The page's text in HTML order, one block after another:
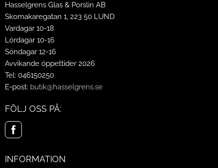
Hasselgrens Glas & Porslin AB
Skomakaregatan 1, 223 50 LUND
Vardagar 10-18
Lördagar 10-16
Söndagar 12-16
Avvikande öppettider 2026
Tel: 046150250
E-post: butik@hasselgrens.se
FÖLJ OSS PÅ:
INFORMATION